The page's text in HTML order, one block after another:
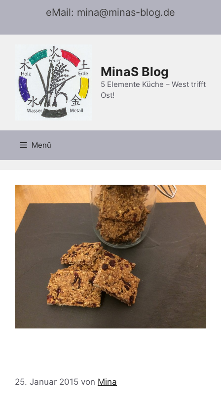
eMail: mina@minas-blog.de
MinaS Blog
5 Elemente Küche – West trifft
Ost!
Menü
25. Januar 2015 von Mina